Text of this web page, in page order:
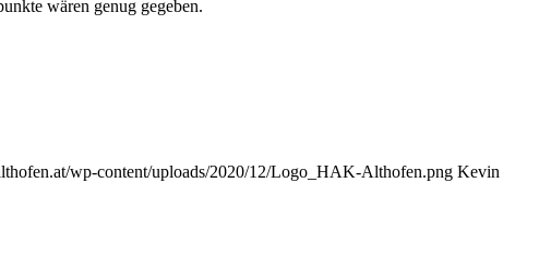
wären genug gegeben.
wp-content/uploads/2020/12/Logo_HAK-Althofen.png Kevin